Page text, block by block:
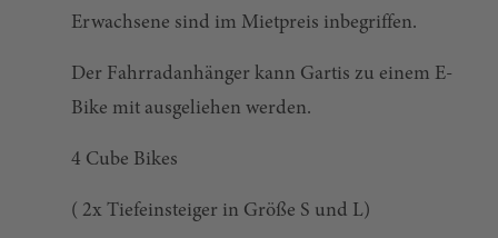
Erwachsene sind im Mietpreis inbegriffen.
Der Fahrradanhänger kann Gartis zu einem E-
Bike mit ausgeliehen werden.
4 Cube Bikes
( 2x Tiefeinsteiger in Größe S und L)